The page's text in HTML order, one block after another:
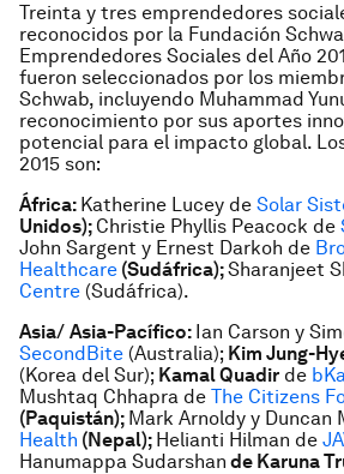
Treinta y tres emprendedores
reconocidos por la Fundación
Emprendedores Sociales del Año
fueron seleccionados por los
Schwab, incluyendo Muhammad
reconocimiento por sus aportes
potencial para el impacto global.
2015 son:
África: Katherine Lucey de Solar
Unidos); Christie Phyllis Peacock de
John Sargent y Ernest Darkoh de
Healthcare (Sudáfrica);Sharanjeet
Centre (Sudáfrica).
Asia/ Asia-Pacífico: Ian Carson y
SecondBite (Australia); Kim Jung-
(Korea del Sur); Kamal Quadir de
Mushtaq Chhapra de The Citizens
(Paquistán); Mark Arnoldy y Duncan
Health (Nepal); Helianti Hilman de
Hanumappa Sudarshan de Karuna